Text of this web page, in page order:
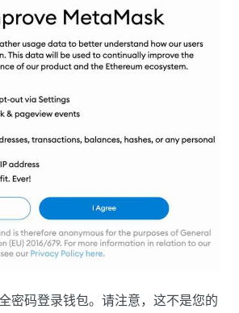
密码登录钱包。请注意，这不是您的